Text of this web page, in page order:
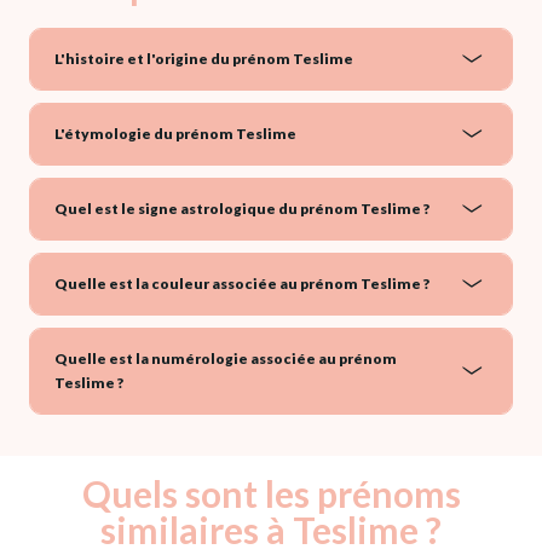
L'histoire et l'origine du prénom Teslime
L'étymologie du prénom Teslime
Quel est le signe astrologique du prénom Teslime ?
Quelle est la couleur associée au prénom Teslime ?
Quelle est la numérologie associée au prénom
Teslime ?
Quels sont les prénoms
similaires à Teslime ?